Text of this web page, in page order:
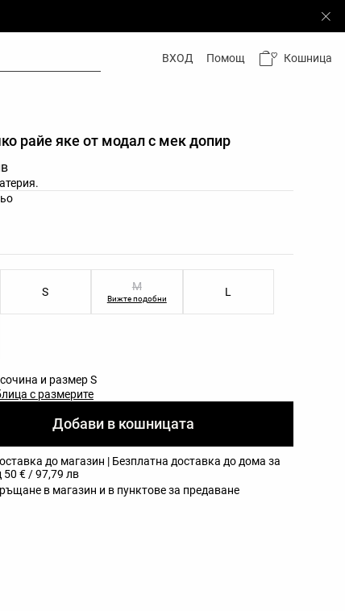
ВХОД Помощ Кошница
на продукта
райе яке от модал с мек допир
на продукта
S M
Вижте подобни
L
и размер S
с размерите
Добави в кошницата
до магазин | Безплатна доставка до дома за
50 € / 97,79 лв
в магазин и в пунктове за предаване